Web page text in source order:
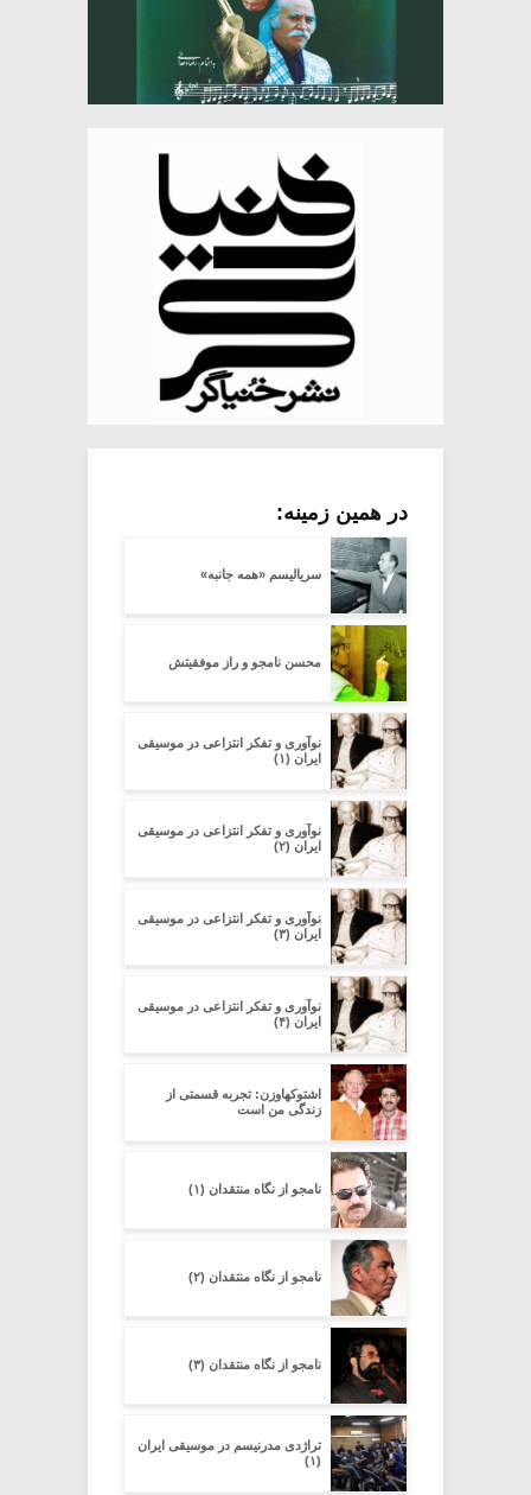
در همین زمینه:
سریالیسم «همه‌ جانبه»
محسن نامجو و راز موفقیتش
نوآوری و تفکر انتزاعی در موسیقی
ایران (۱)
نوآوری و تفکر انتزاعی در موسیقی
ایران (۲)
نوآوری و تفکر انتزاعی در موسیقی
ایران (۳)
نوآوری و تفکر انتزاعی در موسیقی
ایران (۴)
اشتوکهاوزن: تجربه قسمتی از
زندگی من است
نامجو از نگاه منتقدان (۱)
نامجو از نگاه منتقدان (۲)
نامجو از نگاه منتقدان (۳)
تراژدی مدرنیسم در موسیقی ایران
(۱)